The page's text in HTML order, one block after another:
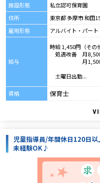
施設形態
私立認可保育園
住所
東京都 多摩市 和田
雇用形態
アルバイト・パート
給与
時給 1,450円（そ
処遇改善 月
月1,500円（
土曜日出勤...
資格 保育士
児童指導員/年間休日120日
未経験OK♪